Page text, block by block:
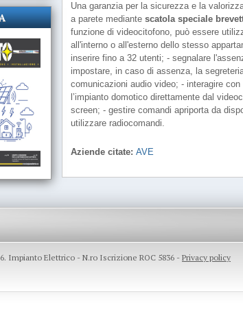
Una garanzia per la sicurezza e la
a parete mediantescatola speciale
funzione di videocitofono, può essere
all'interno o all'esterno dello stesso
inserire fino a 32 utenti; - segnalare
impostare, in caso di assenza, la
comunicazioni audio video; - interagire
l’impianto domotico direttamente dal
screen; - gestire comandi apriporta da
utilizzare radiocomandi.
Aziende citate: AVE
Impianto Elettrico - N.ro Iscrizione ROC 5836 - Privacy policy